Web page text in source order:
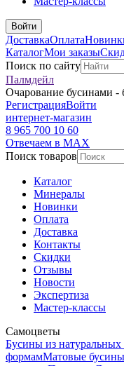
Войти
ДоставкаОплата
КаталогМои заказы
Поиск по сайту
Палмдейл
Очарование бусинами
РегистрацияВойти
интернет-магазин
8 965 700 10 60
Отвечаем в MAX
Поиск товаров
Каталог
Минералы
Новинки
Оплата
Доставка
Контакты
Скидки
Отзывы
Новости
Экспертиза
Мастер-классы
Самоцветы
Бусины из натуральных
формамМатовые бусины